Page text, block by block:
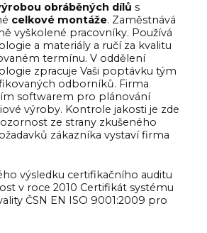
obráběných dílů s
celkové montáže. Zaměstnává
vyškolené pracovníky. Používá
a materiály a ručí za kvalitu
termínu. V oddělení
zpracuje Vaši poptávku tým
odborníků. Firma
softwarem pro plánování
výroby. Kontrole jakosti je zde
ze strany zkušeného
zákazníka vystaví firma
výsledku certifikačního auditu
v roce 2010 Certifikát systému
ČSN EN ISO 9001:2009 pro